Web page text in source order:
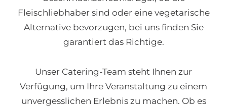
Fleischliebhaber sind oder eine vegetarische
Alternative bevorzugen, bei uns finden Sie
garantiert das Richtige.
Unser Catering-Team steht Ihnen zur
Verfügung, um Ihre Veranstaltung zu einem
unvergesslichen Erlebnis zu machen. Ob es